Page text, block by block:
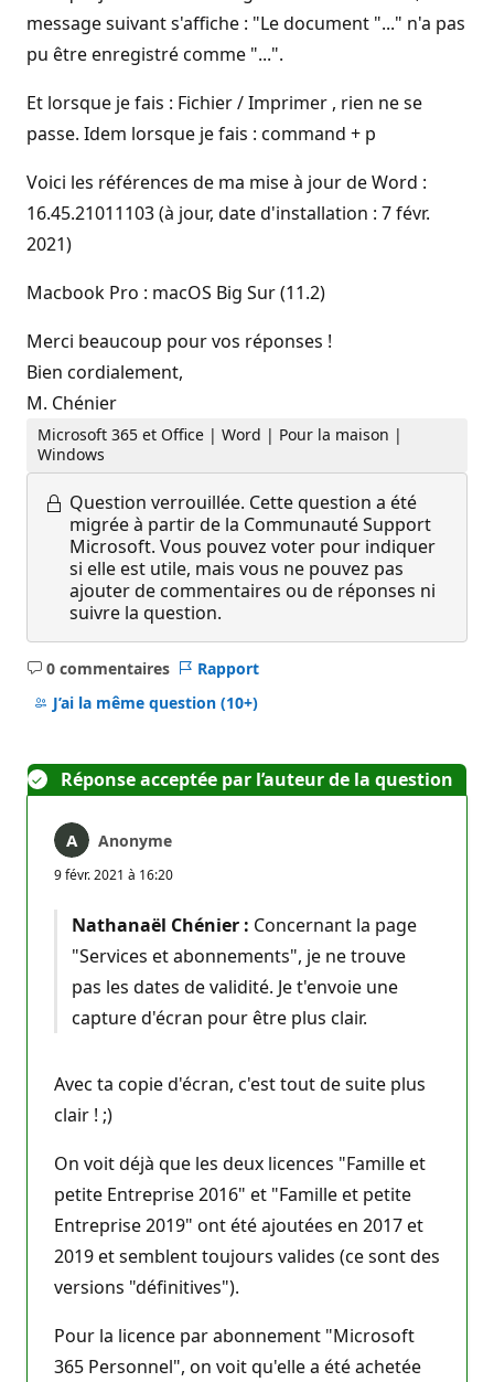
message suivant s'affiche : "Le document "..." n'a pas
pu être enregistré comme "...".
Et lorsque je fais : Fichier / Imprimer , rien ne se
passe. Idem lorsque je fais : command + p
Voici les références de ma mise à jour de Word :
16.45.21011103 (à jour, date d'installation : 7 févr.
2021)
Macbook Pro : macOS Big Sur (11.2)
Merci beaucoup pour vos réponses !
Bien cordialement,
M. Chénier
Microsoft 365 et Office | Word | Pour la maison |
Windows
Question verrouillée. Cette question a été
migrée à partir de la Communauté Support
Microsoft. Vous pouvez voter pour indiquer
si elle est utile, mais vous ne pouvez pas
ajouter de commentaires ou de réponses ni
suivre la question.
0 commentaires
Aucun
commentaire
Rapport
J’ai la même question (10+)
Réponse acceptée par l’auteur de la question
Anonyme
9 févr. 2021 à 16:20
Nathanaël Chénier : Concernant la page
"Services et abonnements", je ne trouve
pas les dates de validité. Je t'envoie une
capture d'écran pour être plus clair.
Avec ta copie d'écran, c'est tout de suite plus
clair ! ;)
On voit déjà que les deux licences "Famille et
petite Entreprise 2016" et "Famille et petite
Entreprise 2019" ont été ajoutées en 2017 et
2019 et semblent toujours valides (ce sont des
versions "définitives").
Pour la licence par abonnement "Microsoft
365 Personnel", on voit qu'elle a été achetée